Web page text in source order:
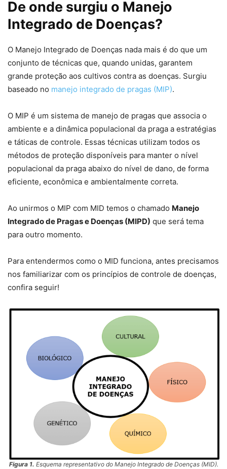
De onde surgiu o Manejo
Integrado de Doenças?
O Manejo Integrado de Doenças nada mais é do que um
conjunto de técnicas que, quando unidas, garantem
grande proteção aos cultivos contra as doenças. Surgiu
baseado no manejo integrado de pragas (MIP).
O MIP é um sistema de manejo de pragas que associa o
ambiente e a dinâmica populacional da praga a estratégias
e táticas de controle. Essas técnicas utilizam todos os
métodos de proteção disponíveis para manter o nível
populacional da praga abaixo do nível de dano, de forma
eficiente, econômica e ambientalmente correta.
Ao unirmos o MIP com MID temos o chamado Manejo
Integrado de Pragas e Doenças (MIPD) que será tema
para outro momento.
Para entendermos como o MID funciona, antes precisamos
nos familiarizar com os princípios de controle de doenças,
confira seguir!
Figura 1. Esquema representativo do Manejo Integrado de Doenças (MID).